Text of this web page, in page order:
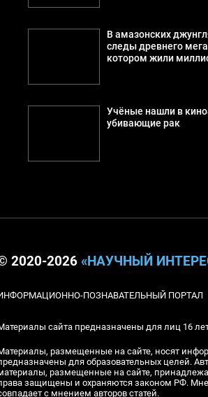
В амазонских
следы древнего
котором жили
Учёные нашли в
убивающие рак
2020-2026 «НАУЧНЫЙ
ПОЗНАВАТЕЛЬНЫЙ ПОРТАЛ
сайта предназначены для лиц 16
размещенные на сайте, носят
для образовательных целей.
размещенные на сайте,
защищены и охраняются законом РФ.
с мнением авторов статей.